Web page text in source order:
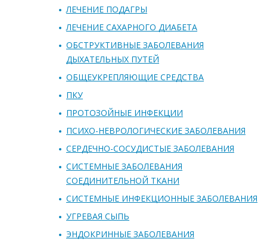
ЛЕЧЕНИЕ ПОДАГРЫ
ЛЕЧЕНИЕ САХАРНОГО ДИАБЕТА
ОБСТРУКТИВНЫЕ ЗАБОЛЕВАНИЯ
ДЫХАТЕЛЬНЫХ ПУТЕЙ
ОБЩЕУКРЕПЛЯЮЩИЕ СРЕДСТВА
ПКУ
ПРОТОЗОЙНЫЕ ИНФЕКЦИИ
ПСИХО-НЕВРОЛОГИЧЕСКИЕ ЗАБОЛЕВАНИЯ
СЕРДЕЧНО-СОСУДИСТЫЕ ЗАБОЛЕВАНИЯ
СИСТЕМНЫЕ ЗАБОЛЕВАНИЯ
СОЕДИНИТЕЛЬНОЙ ТКАНИ
СИСТЕМНЫЕ ИНФЕКЦИОННЫЕ ЗАБОЛЕВАНИЯ
УГРЕВАЯ СЫПЬ
ЭНДОКРИННЫЕ ЗАБОЛЕВАНИЯ